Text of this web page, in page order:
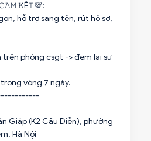
𝙺Ế𝚃💯:
hỗ trợ sang tên, rút hồ sơ,
trên phòng csgt -> đem lại sự
vòng 7 ngày.
Giáp (K2 Cầu Diễn), phường
Hà Nội